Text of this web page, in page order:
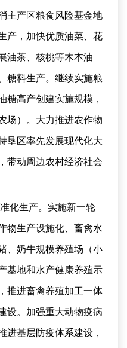
主产区粮食风险基金地
产，加快优质油菜、花
油茶、核桃等木本油
糖料生产。继续实施粮
糖高产创建实施规模，
场）。大力推进农作物
垦区率先发展现代化大
带动周边农村经济社会
化生产。实施新一轮
物生产设施化、畜禽水
、奶牛规模养殖场（小
基地和水产健康养殖示
推进畜禽养殖加工一体
设。加强重大动物疫病
进基层防疫体系建设，